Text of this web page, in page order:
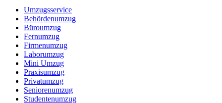
Umzugsservice
Behördenumzug
Büroumzug
Fernumzug
Firmenumzug
Laborumzug
Mini Umzug
Praxisumzug
Privatumzug
Seniorenumzug
Studentenumzug